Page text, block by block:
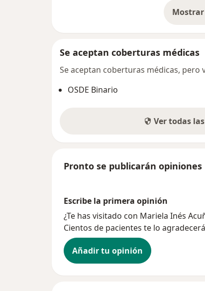
Se aceptan coberturas médicas
Se aceptan coberturas médicas, pero
OSDE Binario
Ver todas
Pronto se publicarán opiniones
Escribe la primera opinión
¿Te has visitado con Mariela Inés
Cientos de pacientes te lo
Añadir tu opinión